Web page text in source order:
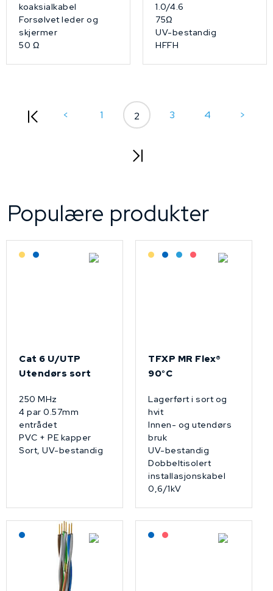
koaksialkabel
Forsølvet leder og
skjermer
50 Ω
1.0/4.6
75Ω
UV-bestandig
HFFH
< 1 2 3 4 >
Populære produkter
Lagerført: Grossist
Lagerført: NEK Kabel
Cat 6 U/UTP
Utendørs sort
250 MHz
4 par 0.57mm
entrådet
PVC + PE kapper
Sort, UV-bestandig
Lagerført: Grossist
Lagerført: NEK Kabel
Bestilling: 2-3 uker
På forespørsel
TFXP MR Flex®
90°C
Lagerført i sort og
hvit
Innen- og utendørs
bruk
UV-bestandig
Dobbeltisolert
installasjonskabel
0,6/1kV
Lagerført: NEK Kabel Lagerført: NEK Kabel
På forespørsel